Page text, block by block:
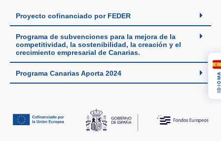
Proyecto cofinanciado por FEDER
Programa de subvenciones para la mejora de la
competitividad, la sostenibilidad, la creación y el
crecimiento empresarial de Canarias.
Programa Canarias Aporta 2024 IDIOMA